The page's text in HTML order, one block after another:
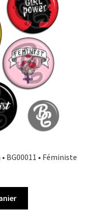
BG00011 • Féministe